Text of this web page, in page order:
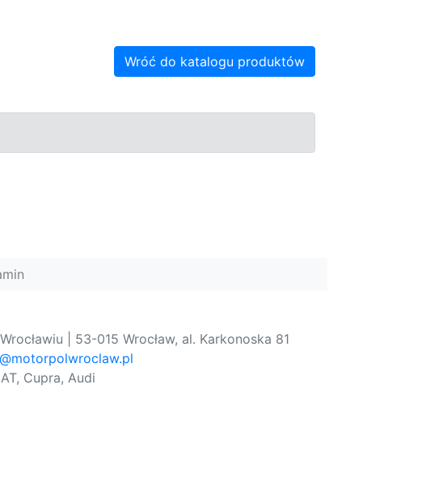
Wróć do katalogu produktów
| 53-015 Wrocław, al. Karkonoska 81
Cupra, Audi